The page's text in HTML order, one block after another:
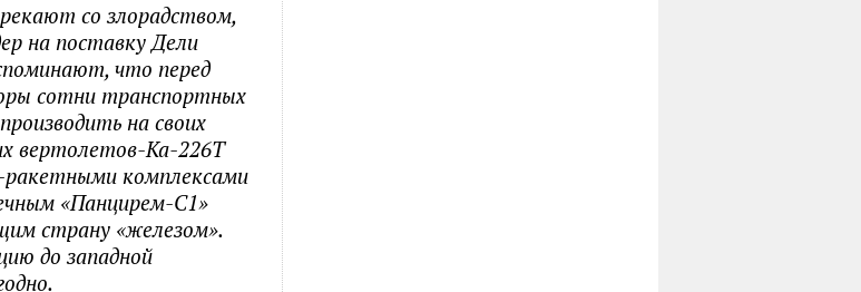
со злорадством,
на поставку Дели
что перед
сотни транспортных
на своих
вертолетов-Ка-226Т
комплексами
«Панцирем-С1»
страну «железом».
до западной